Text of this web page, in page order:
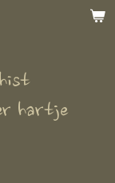
hartje